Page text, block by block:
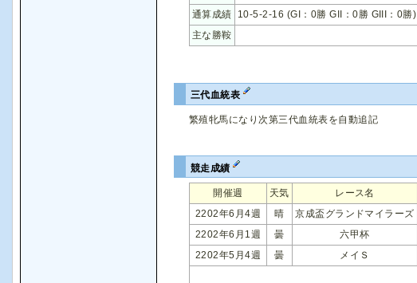
通算成績
10-5-2-16 (GI：0勝 GII：0勝 GIII：0勝)
主な勝鞍
三代血統表
繁殖牝馬になり次第三代血統表を自動追記
競走成績
開催週 天気 レース名
2202年6月4週
晴 京成盃グランドマイラーズ
2202年6月1週
曇 六甲杯
2202年5月4週
曇 メイＳ